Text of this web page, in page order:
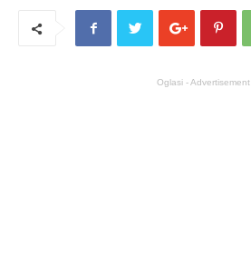
Oglasi - Advertisement